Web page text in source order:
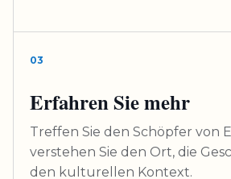
03
Erfahren Sie mehr
Treffen Sie den Schöpfer von
verstehen Sie den Ort, die
den kulturellen Kontext.